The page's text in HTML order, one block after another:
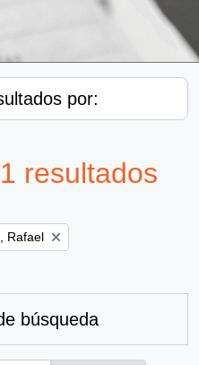
por:
resultados
Rafael
búsqueda